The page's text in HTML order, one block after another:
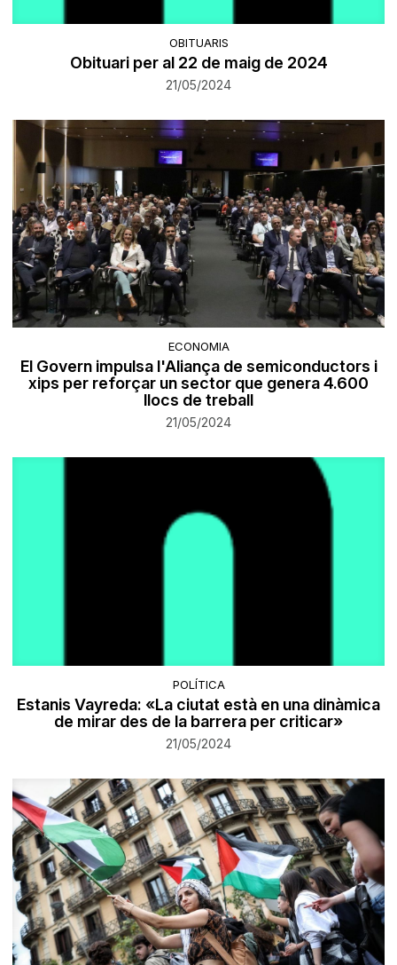
OBITUARIS
Obituari per al 22 de maig de 2024
21/05/2024
ECONOMIA
El Govern impulsa l'Aliança de semiconductors i
xips per reforçar un sector que genera 4.600
llocs de treball
21/05/2024
POLÍTICA
Estanis Vayreda: «La ciutat està en una dinàmica
de mirar des de la barrera per criticar»
21/05/2024